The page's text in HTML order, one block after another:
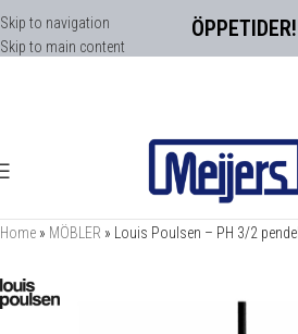
ÖPPETIDER!
Skip to navigation
Skip to main content
Home » MÖBLER » Louis Poulsen – PH 3/2 pendel